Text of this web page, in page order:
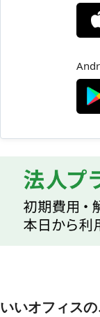
いいオフィス